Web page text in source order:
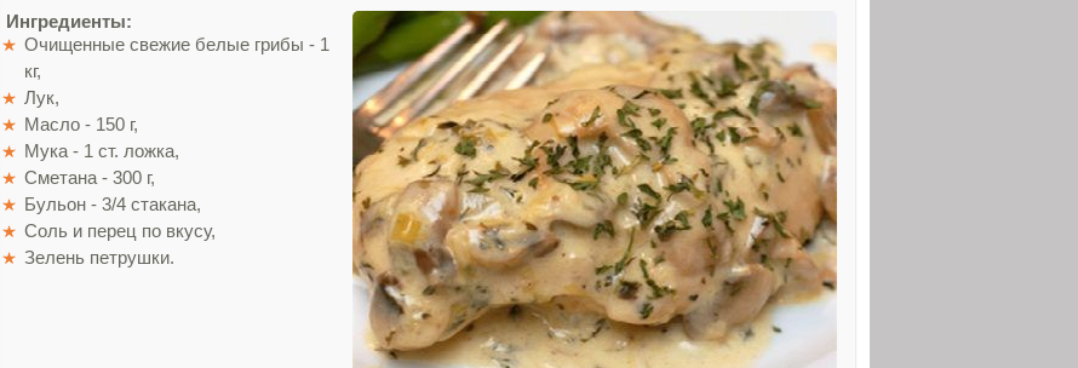
Ингредиенты:
Очищенные свежие белые грибы - 1
кг,
Лук,
Масло - 150 г,
Мука - 1 ст. ложка,
Сметана - 300 г,
Бульон - 3/4 стакана,
Соль и перец по вкусу,
Зелень петрушки.